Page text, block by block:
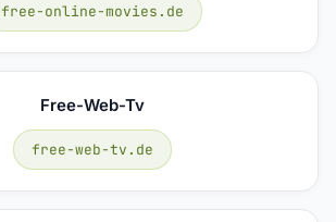
free-online-movies.de
Free-Web-Tv
free-web-tv.de